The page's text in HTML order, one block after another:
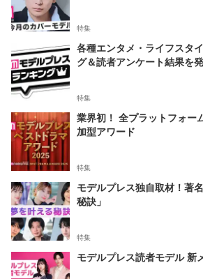
特集
各種エンタメ・ライフスタ
グ＆読者アンケート結果を
特集
業界初！ 全プラットフォー
加型アワード
特集
モデルプレス独自取材！著
秘訣」
特集
モデルプレス読者モデル 新